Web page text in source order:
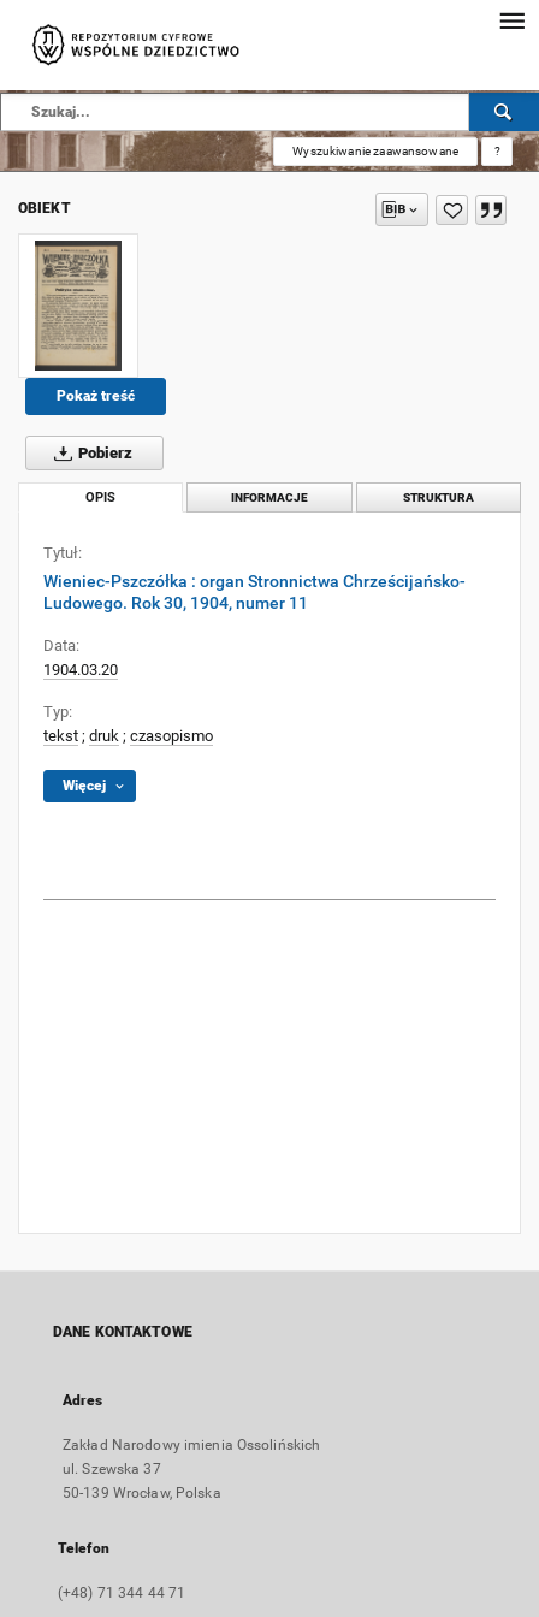
Wyszukiwanie zaawansowane ?
OBIEKT
Pokaż treść
Pobierz
OPIS INFORMACJE STRUKTURA
Tytuł:
Wieniec-Pszczółka : organ Stronnictwa Chrześcijańsko-
Ludowego. Rok 30, 1904, numer 11
Data:
1904.03.20
Typ:
tekst ; druk ; czasopismo
Więcej
DANE KONTAKTOWE
Adres
Zakład Narodowy imienia Ossolińskich
ul. Szewska 37
50-139 Wrocław, Polska
Telefon
(+48) 71 344 44 71